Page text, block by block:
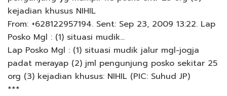
kejadian khusus NIHIL
From: +628122957194. Sent: Sep 23, 2009 13:22. Lap
Posko Mgl : (1) situasi mudik…
Lap Posko Mgl : (1) situasi mudik jalur mgl-jogja
padat merayap (2) jml pengunjung posko sekitar 25
org (3) kejadian khusus: NIHIL (PIC: Suhud JP)
***